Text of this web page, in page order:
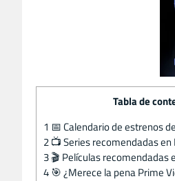
Tabla de
1 📅 Calendario de estrenos
2📺 Series recomendadas
3🎬 Películas recomendadas
4🎯 ¿Merece la pena Prime